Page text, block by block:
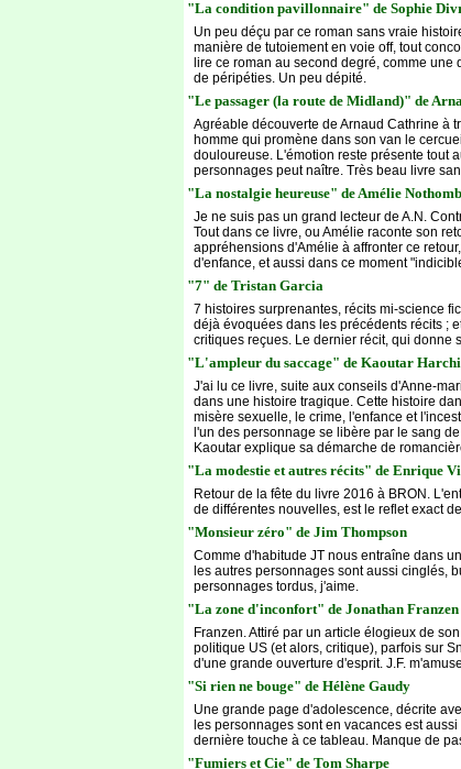
"La condition pavillonnaire" de Sophie
Un peu déçu par ce roman sans vraie
manière de tutoiement en voie off, tout
lire ce roman au second degré, comme une
de péripéties. Un peu dépité.
"Le passager (la route de Midland)" de
Agréable découverte de Arnaud Cathrine à
homme qui promène dans son van le
douloureuse. L'émotion reste présente tout
personnages peut naître. Très beau livre
"La nostalgie heureuse" de Amélie Nothomb
Je ne suis pas un grand lecteur de A.N.
Tout dans ce livre, ou Amélie raconte son
appréhensions d'Amélie à affronter ce
d'enfance, et aussi dans ce moment
"7" de Tristan Garcia
7 histoires surprenantes, récits mi-science
déjà évoquées dans les précédents récits ;
critiques reçues. Le dernier récit, qui donne
"L'ampleur du saccage" de Kaoutar Harchi
J'ai lu ce livre, suite aux conseils d'Anne-
dans une histoire tragique. Cette histoire
misère sexuelle, le crime, l'enfance et
l'un des personnage se libère par le sang
Kaoutar explique sa démarche de
"La modestie et autres récits" de Enrique
Retour de la fête du livre 2016 à BRON.
de différentes nouvelles, est le reflet exact
"Monsieur zéro" de Jim Thompson
Comme d'habitude JT nous entraîne dans
les autres personnages sont aussi cinglés,
personnages tordus, j'aime.
"La zone d'inconfort" de Jonathan Franzen
Franzen. Attiré par un article élogieux de
politique US (et alors, critique), parfois sur
d'une grande ouverture d'esprit. J.F.
"Si rien ne bouge" de Hélène Gaudy
Une grande page d'adolescence, décrite
les personnages sont en vacances est
dernière touche à ce tableau. Manque de
"Fumiers et Cie" de Tom Sharpe